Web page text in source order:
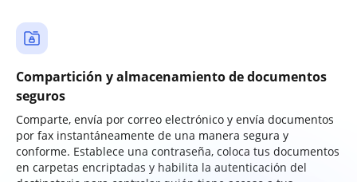
Compartición y almacenamiento de documentos
seguros
Comparte, envía por correo electrónico y envía documentos
por fax instantáneamente de una manera segura y
conforme. Establece una contraseña, coloca tus documentos
en carpetas encriptadas y habilita la autenticación del